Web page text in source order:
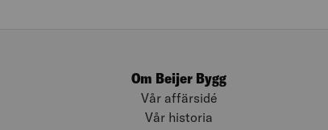
Om Beijer Bygg
Vår affärsidé
Vår historia